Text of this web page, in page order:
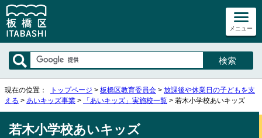
メニュー
現在の位置： トップページ > 板橋区教育委員会 > 放課後や休業日の子どもを支
える > あいキッズ事業 > 「あいキッズ」実施校一覧 > 若木小学校あいキッズ
若木小学校あいキッズ